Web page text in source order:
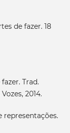
de fazer. 18
Trad.
2014.
representações.